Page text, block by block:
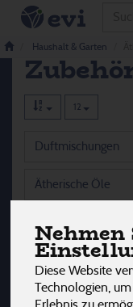
Nehmen
Diese Website
Technologien,
Haushalt & Garten
12
Duftmischungen
Ätherische Öle
Sticks & Roll-On
Zubehör